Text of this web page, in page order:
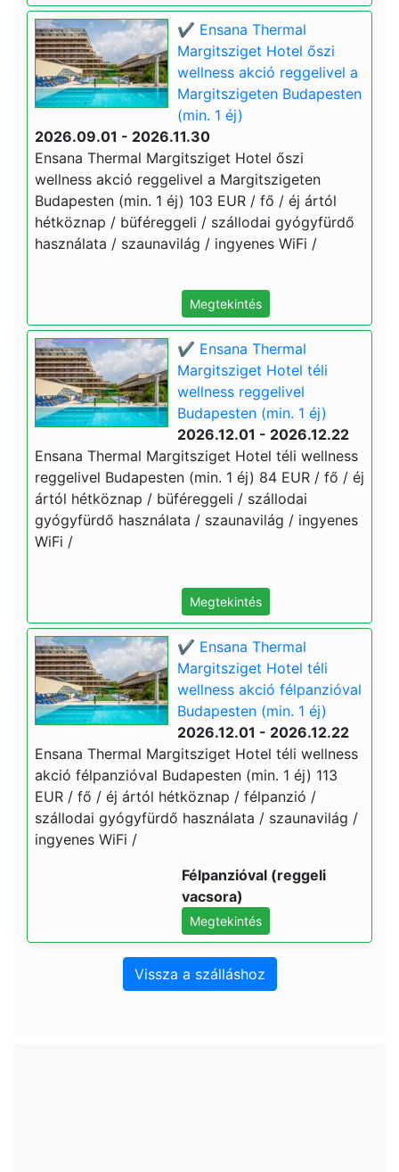
✔️ Ensana Thermal
Margitsziget Hotel őszi
wellness akció reggelivel a
Margitszigeten Budapesten
(min. 1 éj)
2026.09.01 - 2026.11.30
Ensana Thermal Margitsziget Hotel őszi
wellness akció reggelivel a Margitszigeten
Budapesten (min. 1 éj) 103 EUR / fő / éj ártól
hétköznap / büféreggeli / szállodai gyógyfürdő
használata / szaunavilág / ingyenes WiFi /
Megtekintés
✔️ Ensana Thermal
Margitsziget Hotel téli
wellness reggelivel
Budapesten (min. 1 éj)
2026.12.01 - 2026.12.22
Ensana Thermal Margitsziget Hotel téli wellness
reggelivel Budapesten (min. 1 éj) 84 EUR / fő / éj
ártól hétköznap / büféreggeli / szállodai
gyógyfürdő használata / szaunavilág / ingyenes
WiFi /
Megtekintés
✔️ Ensana Thermal
Margitsziget Hotel téli
wellness akció félpanzióval
Budapesten (min. 1 éj)
2026.12.01 - 2026.12.22
Ensana Thermal Margitsziget Hotel téli wellness
akció félpanzióval Budapesten (min. 1 éj) 113
EUR / fő / éj ártól hétköznap / félpanzió /
szállodai gyógyfürdő használata / szaunavilág /
ingyenes WiFi /
Félpanzióval (reggeli
vacsora)
Megtekintés
Vissza a szálláshoz